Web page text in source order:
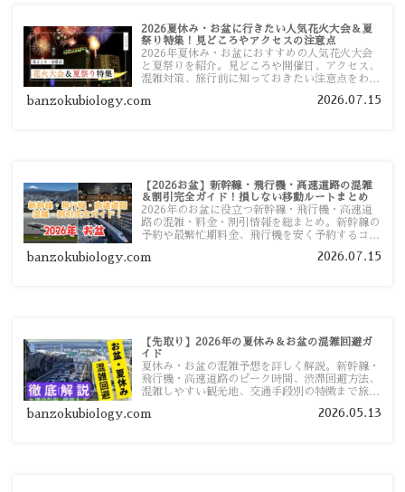
2026夏休み・お盆に行きたい人気花火大会＆夏
祭り特集！見どころやアクセスの注意点
2026年夏休み・お盆におすすめの人気花火大会
と夏祭りを紹介。見どころや開催日、アクセス、
混雑対策、旅行前に知っておきたい注意点をわか
banzokubiology.com 2026.07.15
【2026お盆】新幹線・飛行機・高速道路の混雑
＆割引完全ガイド！損しない移動ルートまとめ
2026年のお盆に役立つ新幹線・飛行機・高速道
路の混雑・料金・割引情報を総まとめ。新幹線の
予約や最繁忙期料金、飛行機を安く予約するコ
い移動方法を分かりやすく解説します。
banzokubiology.com 2026.07.15
【先取り】2026年の夏休み＆お盆の混雑回避ガ
イド
夏休み・お盆の混雑予想を詳しく解説。新幹線・
飛行機・高速道路のピーク時間、渋滞回避方法、
混雑しやすい観光地、交通手段別の特徴まで旅行
banzokubiology.com 2026.05.13